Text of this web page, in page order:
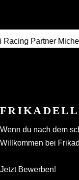
Wenn du nach dem
Willkommen bei
Jetzt Bewerben!